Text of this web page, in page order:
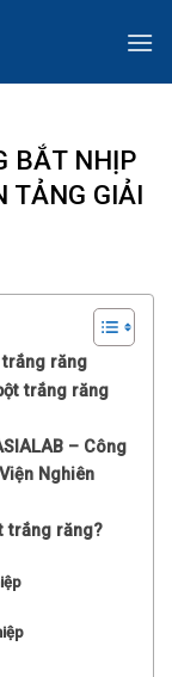
BẮT NHỊP
TẢNG GIẢI
răng
trắng răng
– Công
Nghiên
trắng răng?